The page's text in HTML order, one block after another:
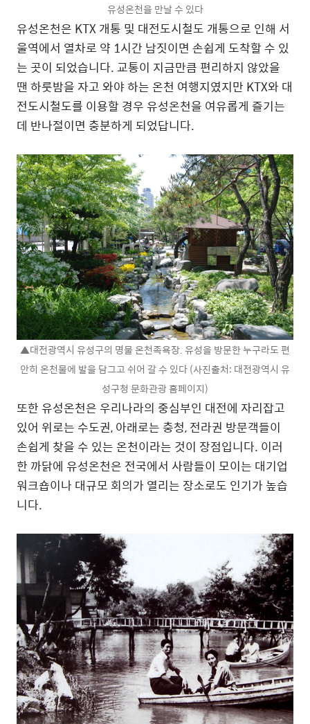
유성온천을 만날 수 있다
유성온천은 KTX 개통 및 대전도시철도 개통으로 인해 서
울역에서 열차로 약 1시간 남짓이면 손쉽게 도착할 수 있
는 곳이 되었습니다. 교통이 지금만큼 편리하지 않았을
땐 하룻밤을 자고 와야 하는 온천 여행지였지만 KTX와 대
전도시철도를 이용할 경우 유성온천을 여유롭게 즐기는
데 반나절이면 충분하게 되었답니다.
▲대전광역시 유성구의 명물 온천족욕장. 유성을 방문한 누구라도 편
안히 온천물에 발을 담그고 쉬어 갈 수 있다 (사진출처: 대전광역시 유
성구청 문화관광 홈페이지)
또한 유성온천은 우리나라의 중심부인 대전에 자리잡고
있어 위로는 수도권, 아래로는 충청, 전라권 방문객들이
손쉽게 찾을 수 있는 온천이라는 것이 장점입니다. 이러
한 까닭에 유성온천은 전국에서 사람들이 모이는 대기업
워크숍이나 대규모 회의가 열리는 장소로도 인기가 높습
니다.